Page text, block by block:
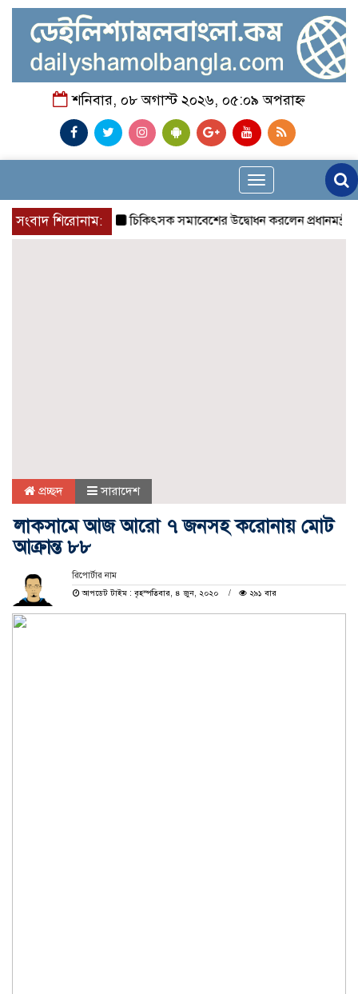
শনিবার, ০৮ অগাস্ট ২০২৬, ০৫:০৯ অপরাহ্ন
Toggle
navigation
সংবাদ শিরোনাম:চিকিৎসক সমাবেশের উদ্বোধন করলেন প্রধানমন্ত্রী
প্রচ্ছদ সারাদেশ
লাকসামে আজ আরো ৭ জনসহ করোনায় মোট
আক্রান্ত ৮৮
রিপোর্টার নাম
আপডেট টাইম : বৃহস্পতিবার, ৪ জুন, ২০২০
২৯১ বার